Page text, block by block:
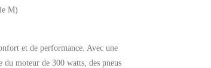
M)
et de performance. Avec une
moteur de 300 watts, des pneus